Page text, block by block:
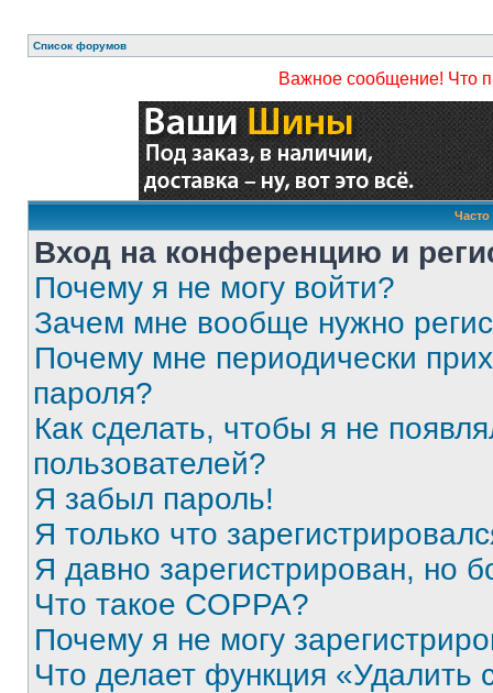
Список форумов
Важное сообщение! Что
Вход на конференцию и
Почему я не могу войти?
Зачем мне вообще нужно
Почему мне периодически
пароля?
Как сделать, чтобы я не
пользователей?
Я забыл пароль!
Я только что
Я давно зарегистрирован, но
Что такое COPPA?
Почему я не могу
Что делает функция «Удалить